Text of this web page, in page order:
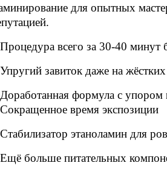
для опытных
всего за 30-40 минут
завиток даже на
формула с упором
время экспозиции
этаноламин для
больше питательных